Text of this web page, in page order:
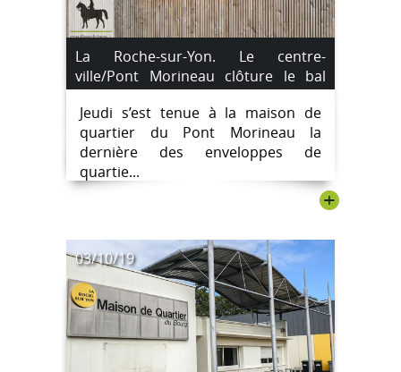
La Roche-sur-Yon. Le centre-
ville/Pont Morineau clôture le bal
des enveloppes de quartiers
Jeudi s’est tenue à la maison de
quartier du Pont Morineau la
dernière des enveloppes de
quartie...
+
03/10/19